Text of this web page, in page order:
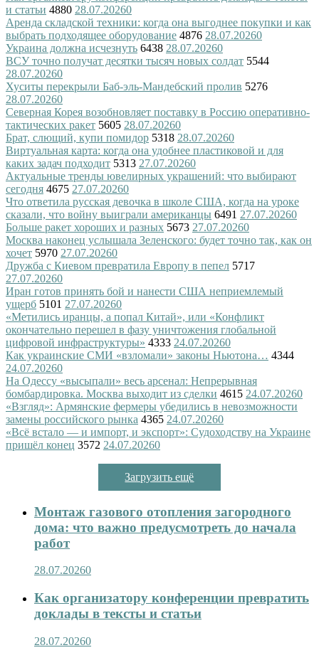
и статьи 4880 28.07.20260
Аренда складской техники: когда она выгоднее покупки и как
выбрать подходящее оборудование 4876 28.07.20260
Украина должна исчезнуть 6438 28.07.20260
ВСУ точно получат десятки тысяч новых солдат 5544
28.07.20260
Хуситы перекрыли Баб-эль-Мандебский пролив 5276
28.07.20260
Северная Корея возобновляет поставку в Россию оперативно-
тактических ракет 5605 28.07.20260
Брат, слющий, купи помидор 5318 28.07.20260
Виртуальная карта: когда она удобнее пластиковой и для
каких задач подходит 5313 27.07.20260
Актуальные тренды ювелирных украшений: что выбирают
сегодня 4675 27.07.20260
Что ответила русская девочка в школе США, когда на уроке
сказали, что войну выиграли американцы 6491 27.07.20260
Больше ракет хороших и разных 5673 27.07.20260
Москва наконец услышала Зеленского: будет точно так, как он
хочет 5970 27.07.20260
Дружба с Киевом превратила Европу в пепел 5717
27.07.20260
Иран готов принять бой и нанести США неприемлемый
ущерб 5101 27.07.20260
«Метились иранцы, а попал Китай», или «Конфликт
окончательно перешел в фазу уничтожения глобальной
цифровой инфраструктуры» 4333 24.07.20260
Как украинские СМИ «взломали» законы Ньютона… 4344
24.07.20260
На Одессу «высыпали» весь арсенал: Непрерывная
бомбардировка. Москва выходит из сделки 4615 24.07.20260
«Взгляд»: Армянские фермеры убедились в невозможности
замены российского рынка 4365 24.07.20260
«Всё встало — и импорт, и экспорт»: Судоходству на Украине
пришёл конец 3572 24.07.20260
Загрузить ещё
Монтаж газового отопления загородного
дома: что важно предусмотреть до начала
работ
28.07.20260
Как организатору конференции превратить
доклады в тексты и статьи
28.07.20260